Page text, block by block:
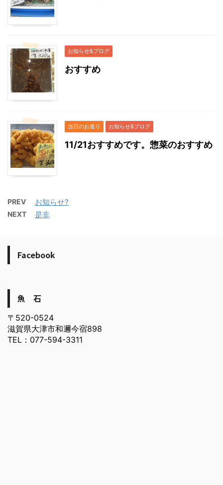
お知らせ&ブログ
おすすめ
当日のお造り お知らせ&ブログ
11/21おすすめです。惣菜のおすすめ
PREV お知らせ?
NEXT 是非
Facebook
魚 石
〒520-0524
滋賀県大津市和邇今宿898
TEL：077-594-3311